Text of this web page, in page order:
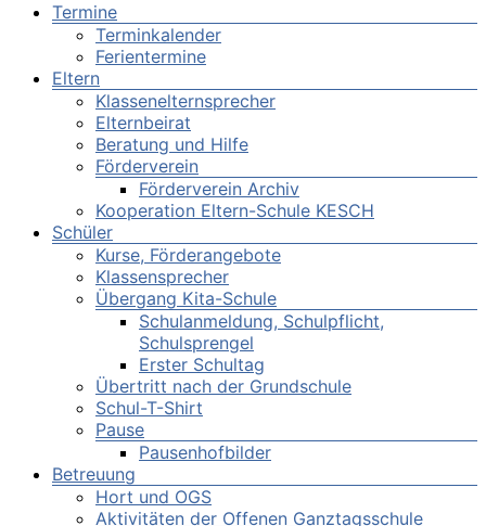
Termine
Terminkalender
Ferientermine
Eltern
Klassenelternsprecher
Elternbeirat
Beratung und Hilfe
Förderverein
Förderverein Archiv
Kooperation Eltern-Schule KESCH
Schüler
Kurse, Förderangebote
Klassensprecher
Übergang Kita-Schule
Schulanmeldung, Schulpflicht,
Schulsprengel
Erster Schultag
Übertritt nach der Grundschule
Schul-T-Shirt
Pause
Pausenhofbilder
Betreuung
Hort und OGS
Aktivitäten der Offenen Ganztagsschule